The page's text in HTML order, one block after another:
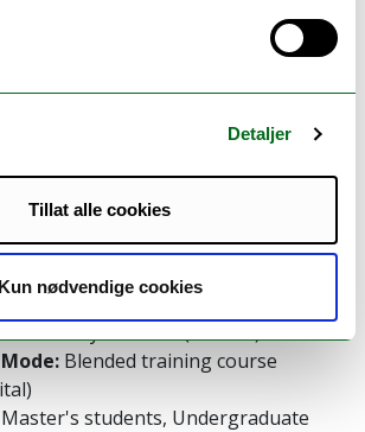
Detaljer
Tillat alle cookies
Kun nødvendige cookies
2026 - 17 July 2026
- 6 July 2026
Blended training course
Master's students, Undergraduate